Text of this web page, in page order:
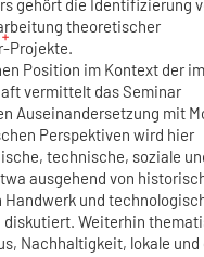
gehört die Identifizierung
theoretischer
Projekte.
Position im Kontext der
vermittelt das Seminar
Auseinandersetzung mit
Perspektiven wird hier
technische, soziale
ausgehend von
und
diskutiert. Weiterhin
Nachhaltigkeit, lokale und